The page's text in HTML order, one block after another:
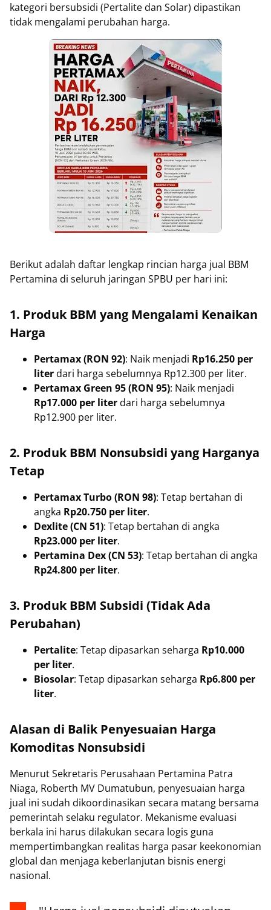
kategori bersubsidi (Pertalite dan Solar) dipastikan
tidak mengalami perubahan harga.
Berikut adalah daftar lengkap rincian harga jual BBM
Pertamina di seluruh jaringan SPBU per hari ini:
1. Produk BBM yang Mengalami Kenaikan
Harga
Pertamax (RON 92): Naik menjadi Rp16.250 per
literdari harga sebelumnya Rp12.300 per liter.
Pertamax Green 95 (RON 95): Naik menjadi
Rp17.000 per literdari harga sebelumnya
Rp12.900 per liter.
2. Produk BBM Nonsubsidi yang Harganya
Tetap
Pertamax Turbo (RON 98): Tetap bertahan di
angka Rp20.750 per liter.
Dexlite (CN 51): Tetap bertahan di angka
Rp23.000 per liter.
Pertamina Dex (CN 53): Tetap bertahan di angka
Rp24.800 per liter.
3. Produk BBM Subsidi (Tidak Ada
Perubahan)
Pertalite: Tetap dipasarkan seharga Rp10.000
per liter.
Biosolar: Tetap dipasarkan seharga Rp6.800 per
liter.
Alasan di Balik Penyesuaian Harga
Komoditas Nonsubsidi
Menurut Sekretaris Perusahaan Pertamina Patra
Niaga, Roberth MV Dumatubun, penyesuaian harga
jual ini sudah dikoordinasikan secara matang bersama
pemerintah selaku regulator. Mekanisme evaluasi
berkala ini harus dilakukan secara logis guna
mempertimbangkan realitas harga pasar keekonomian
global dan menjaga keberlanjutan bisnis energi
nasional.